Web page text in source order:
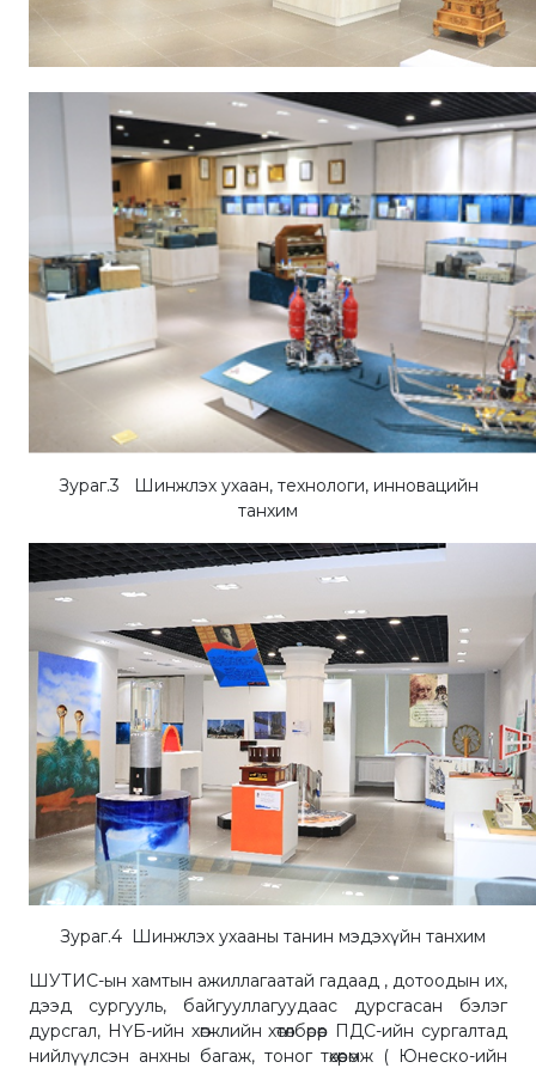
Зураг.3 Шинжлэх ухаан, технологи, инновацийн
танхим
Зураг.4 Шинжлэх ухааны танин мэдэхүйн танхим
ШУТИС-ын хамтын ажиллагаатай гадаад , дотоодын их,
дээд сургууль, байгууллагуудаас дурсгасан бэлэг
дурсгал, НҮБ-ийн хөгжлийн хөтөлбөрөөр ПДС-ийн сургалтад
нийлүүлсэн анхны багаж, тоног төхөөрөмж ( Юнеско-ийн